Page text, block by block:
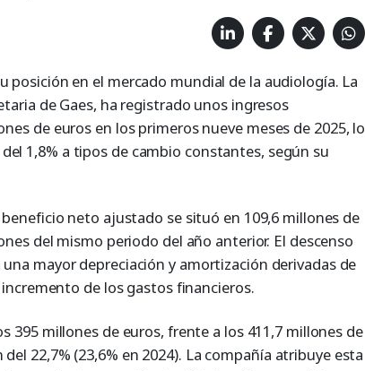
posición en el mercado mundial de la audiología. La
de Gaes, ha registrado unos ingresos
de euros en los primeros nueve meses de 2025, lo
1,8% a tipos de cambio constantes, según su
neto ajustado se situó en 109,6 millones de
del mismo periodo del año anterior. El descenso
mayor depreciación y amortización derivadas de
de los gastos financieros.
395 millones de euros, frente a los 411,7 millones de
22,7% (23,6% en 2024). La compañía atribuye esta